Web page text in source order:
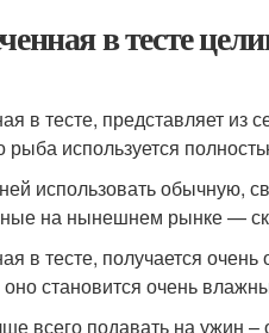
в тесте
в тесте, представляет
рыба используется
использовать обычную,
на нынешнем рынке —
в тесте, получается
оно становится очень
всего подавать на ужин